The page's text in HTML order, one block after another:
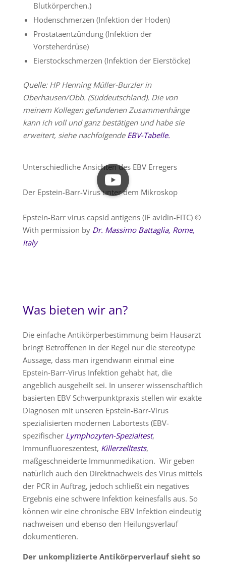
Blutkörperchen.)
Hodenschmerzen (Infektion der Hoden)
Prostataentzündung (Infektion der
Vorsteherdrüse)
Eierstockschmerzen (Infektion der Eierstöcke)
Quelle: HP Henning Müller-Burzler in
Oberhausen/Obb. (Süddeutschland). Die von
meinem Kollegen gefundenen Zusammenhänge
kann ich voll und ganz bestätigen und habe sie
erweitert, siehe nachfolgende EBV-Tabelle.
Unterschiedliche Ansichten des EBV Erregers
Der Epstein-Barr-Virus unter dem Mikroskop
Epstein-Barr virus capsid antigens (IF avidin-FITC) ©
With permission by Dr. Massimo Battaglia, Rome,
Italy
Was bieten wir an?
Die einfache Antikörperbestimmung beim Hausarzt
bringt Betroffenen in der Regel nur die stereotype
Aussage, dass man irgendwann einmal eine
Epstein-Barr-Virus Infektion gehabt hat, die
angeblich ausgeheilt sei. In unserer wissenschaftlich
basierten EBV Schwerpunktpraxis stellen wir exakte
Diagnosen mit unseren Epstein-Barr-Virus
spezialisierten modernen Labortests (EBV-
spezifischer Lymphozyten-Spezialtest,
Immunfluoreszentest, Killerzelltests,
maßgeschneiderte Immunmedikation. Wir geben
natürlich auch den Direktnachweis des Virus mittels
der PCR in Auftrag, jedoch schließt ein negatives
Ergebnis eine schwere Infektion keinesfalls aus. So
können wir eine chronische EBV Infektion eindeutig
nachweisen und ebenso den Heilungsverlauf
dokumentieren.
Der unkomplizierte Antikörperverlauf sieht so